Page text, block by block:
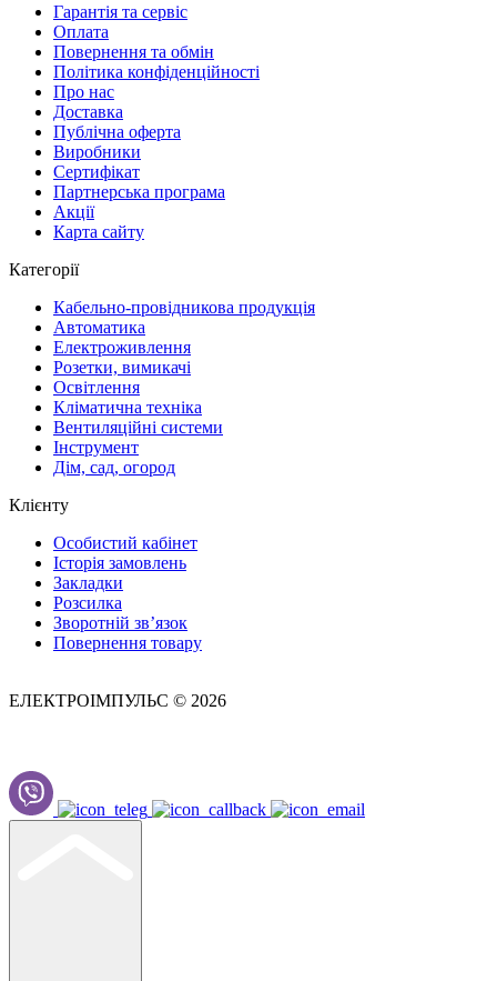
Гарантія та сервіс
Оплата
Повернення та обмін
Політика конфіденційності
Про нас
Доставка
Публічна оферта
Виробники
Сертифікат
Партнерська програма
Акції
Карта сайту
Категорії
Кабельно-провідникова продукція
Автоматика
Електроживлення
Розетки, вимикачі
Освітлення
Кліматична техніка
Вентиляційні системи
Інструмент
Дім, сад, огород
Клієнту
Особистий кабінет
Історія замовлень
Закладки
Розсилка
Зворотній зв’язок
Повернення товару
ЕЛЕКТРОІМПУЛЬС © 2026